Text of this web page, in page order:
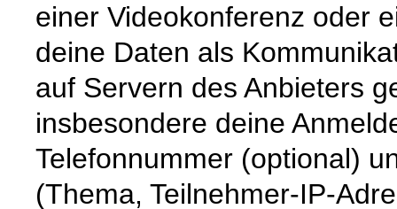
einer Videokonferenz oder
deine Daten als
auf Servern des Anbieters
insbesondere deine
Telefonnummer (optional)
(Thema, Teilnehmer-IP-